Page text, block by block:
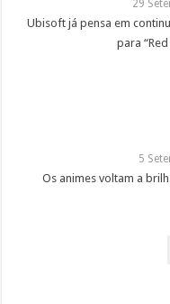
29
Ubisoft já pensa em
para “Red
5
Os animes voltam a